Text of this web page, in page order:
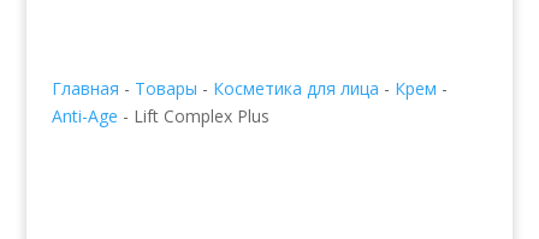
Главная - Товары - Косметика для лица - Крем -
Anti-Age - Lift Complex Plus